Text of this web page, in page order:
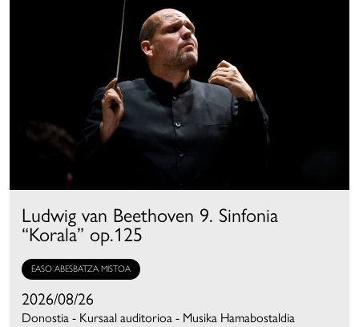
Ludwig van Beethoven 9. Sinfonia
“Korala” op.125
EASO ABESBATZA MISTOA
2026/08/26
Donostia - Kursaal auditorioa - Musika Hamabostaldia